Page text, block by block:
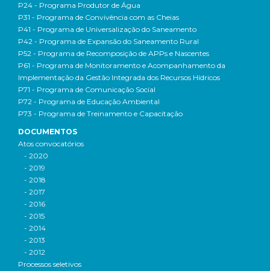
P24 - Programa Produtor de Água
P31 - Programa de Convivência com as Cheias
P41 - Programa de Universalização do Saneamento
P42 - Programa de Expansão do Saneamento Rural
P52 - Programa de Recomposição de APPs e Nascentes
P61 - Programa de Monitoramento e Acompanhamento da
Implementação da Gestão Integrada dos Recursos Hídricos
P71 - Programa de Comunicação Social
P72 - Programa de Educação Ambiental
P73 - Programa de Treinamento e Capacitação
DOCUMENTOS
Atos convocatórios
- 2020
- 2019
- 2018
- 2017
- 2016
- 2015
- 2014
- 2013
- 2012
Processos seletivos